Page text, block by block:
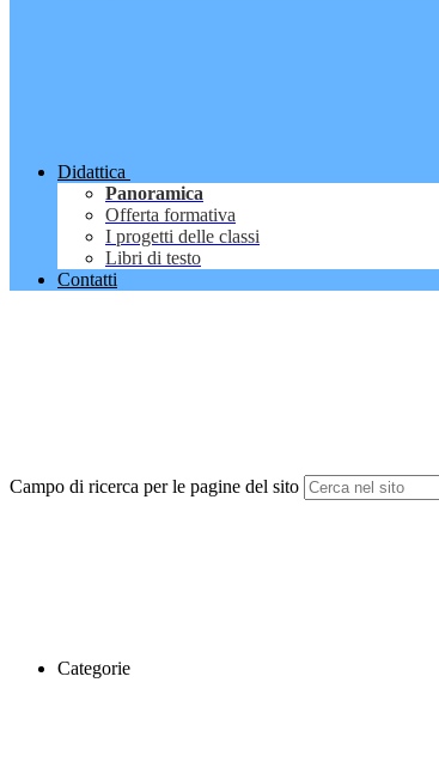
Didattica
Panoramica
Offerta formativa
I progetti delle classi
Libri di testo
Contatti
Campo di ricerca per le pagine del sito
Categorie